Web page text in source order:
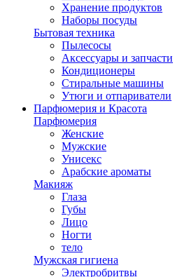
Хранение продуктов
Наборы посуды
Бытовая техника
Пылесосы
Аксессуары и запчасти
Кондиционеры
Стиральные машины
Утюги и отпариватели
Парфюмерия и Красота
Парфюмерия
Женские
Мужские
Унисекс
Арабские ароматы
Макияж
Глаза
Губы
Лицо
Ногти
тело
Мужская гигиена
Электробритвы